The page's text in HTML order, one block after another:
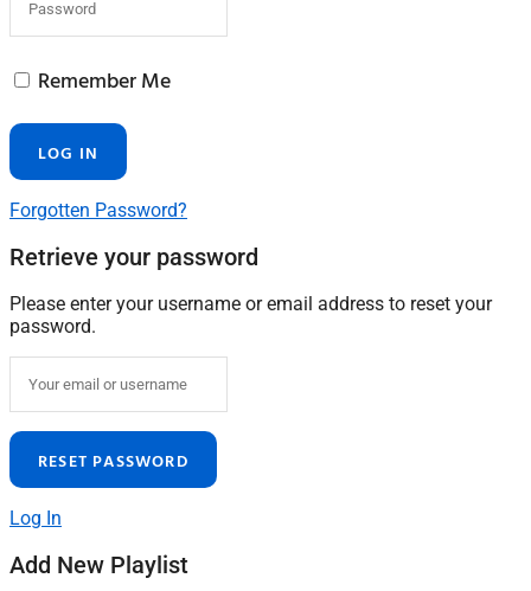
Remember Me
Forgotten Password?
Retrieve your password
Please enter your username or email address to reset your
password.
Log In
Add New Playlist